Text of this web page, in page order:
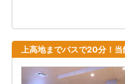
上高地までバスで20分！